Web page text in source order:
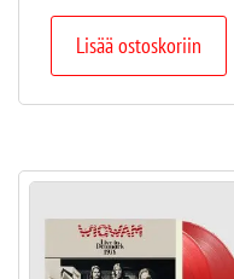
Lisää ostoskoriin